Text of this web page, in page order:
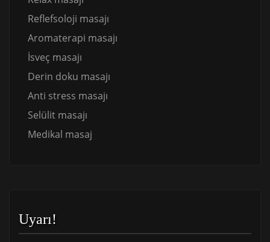
Reflefsoloji masajı
Aromaterapi masajı
İsveç masajı
Derin doku masajı
Anti stress masajı
Selülit masajı
Medikal masaj
Uyarı!